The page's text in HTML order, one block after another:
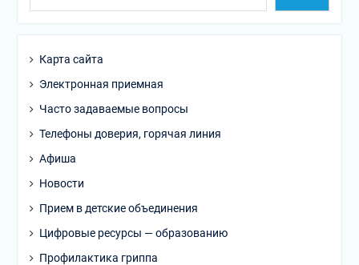
Карта сайта
Электронная приемная
Часто задаваемые вопросы
Телефоны доверия, горячая линия
Афиша
Новости
Прием в детские объединения
Цифровые ресурсы — образованию
Профилактика гриппа